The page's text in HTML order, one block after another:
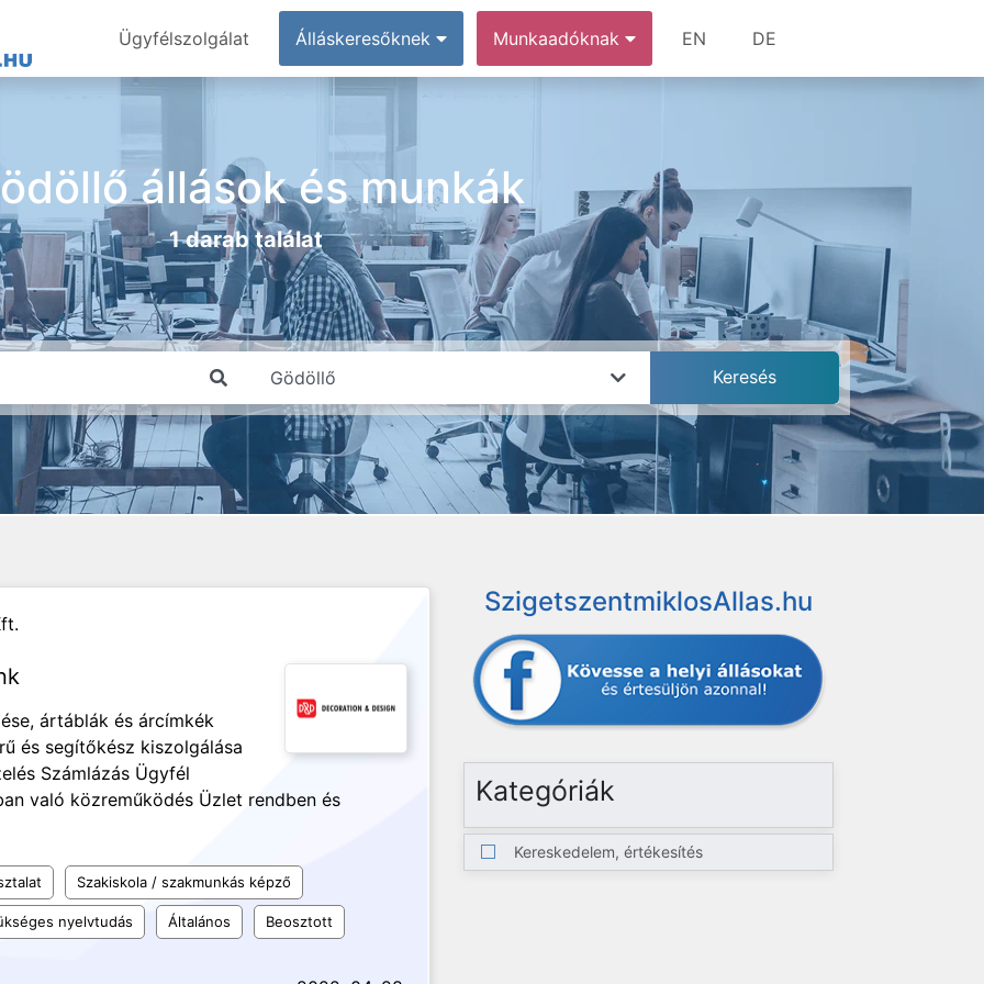
Ügyfélszolgálat Álláskeresőknek Munkaadóknak EN DE
állások és munkák
1 darab találat
ártáblák és árcímkék
és segítőkész kiszolgálása
Számlázás Ügyfél
való közreműködés Üzlet rendben és
Szakiskola / szakmunkás képző
nyelvtudás Általános Beosztott
SzigetszentmiklosAllas.hu
Kategóriák
Kereskedelem, értékesítés